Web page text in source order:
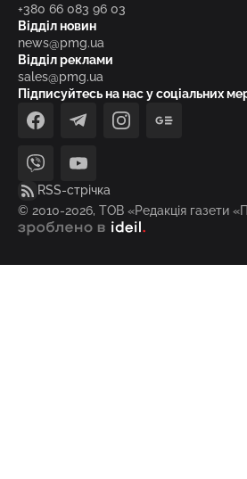
+380 66 083 96 03
Відділ новин
news@pmg.ua
Відділ реклами
sales@pmg.ua
Підписуйтесь на нас у соціальних
facebooktelegraminstagramgoogle_news
viber
youtube
RSS-стрічка
© 2010-2026, ТОВ «Редакція газети
зроблено в ideil.